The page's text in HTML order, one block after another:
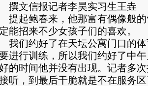
文信报记者李昊实习生王垚
起鲍春来，他那富有偶像般的
能招来不少女孩子们的喜欢。
们约好了在天坛公寓门口的体
进行训练，所以我们约好了中
的时间他并没有出现。记者多
听，到最后干脆就是不在服务